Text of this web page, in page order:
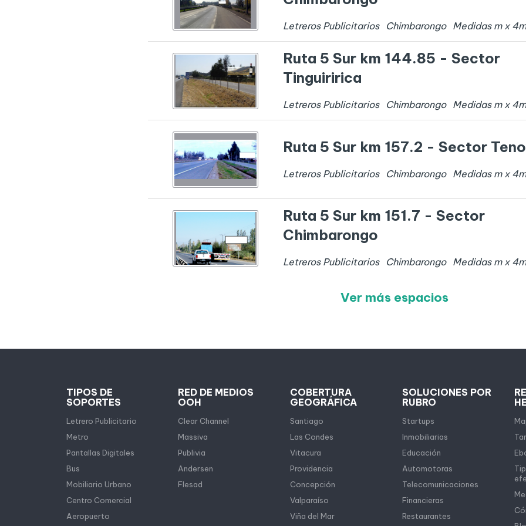
Letreros Publicitarios Chimbarongo Medidas m x 4m
Ruta 5 Sur km 144.85 - Sector
Tinguiririca
Letreros Publicitarios Chimbarongo Medidas m x 4m
Ruta 5 Sur km 157.2 - Sector Teno
Letreros Publicitarios Chimbarongo Medidas m x 4m
Ruta 5 Sur km 151.7 - Sector
Chimbarongo
Letreros Publicitarios Chimbarongo Medidas m x 4m
Ver más espacios
TIPOS DE
SOPORTES
Letrero Publicitario
Metro
Pantallas Digitales
Bus
Mobiliario Urbano
Centro Comercial
Aeropuerto
RED DE MEDIOS
OOH
Clear Channel
Massiva
Publivia
Andersen
Flesad
COBERTURA
GEOGRÁFICA
Santiago
Las Condes
Vitacura
Providencia
Concepción
Valparaíso
Viña del Mar
SOLUCIONES POR
RUBRO
Startups
Inmobiliarias
Educación
Automotoras
Telecomunicaciones
Financieras
Restaurantes